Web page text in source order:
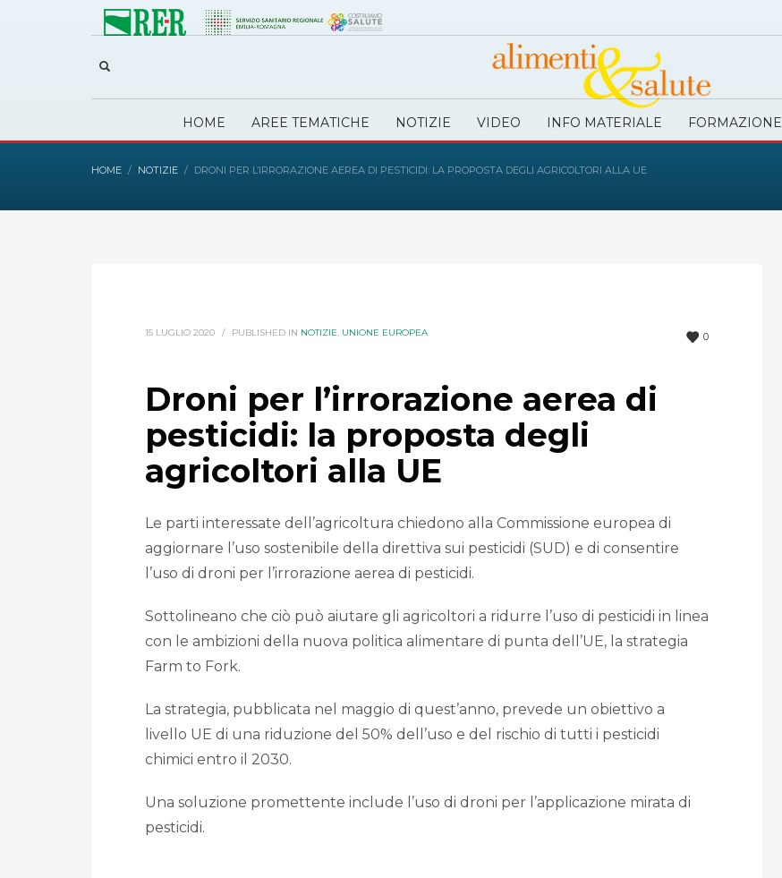
HOME AREE TEMATICHE NOTIZIE VIDEO INFO MATERIALE FORMAZIONE
HOME NOTIZIE DRONI PER L’IRRORAZIONE AEREA DI PESTICIDI: LA PROPOSTA DEGLI AGRICOLTORI ALLA UE
0
15 LUGLIO 2020 / PUBLISHED IN NOTIZIE, UNIONE EUROPEA
Droni per l’irrorazione aerea di
pesticidi: la proposta degli
agricoltori alla UE
Le parti interessate dell’agricoltura chiedono alla Commissione europea di
aggiornare l’uso sostenibile della direttiva sui pesticidi (SUD) e di consentire
l’uso di droni per l’irrorazione aerea di pesticidi.
Sottolineano che ciò può aiutare gli agricoltori a ridurre l’uso di pesticidi in linea
con le ambizioni della nuova politica alimentare di punta dell’UE, la strategia
Farm to Fork.
La strategia, pubblicata nel maggio di quest’anno, prevede un obiettivo a
livello UE di una riduzione del 50% dell’uso e del rischio di tutti i pesticidi
chimici entro il 2030.
Una soluzione promettente include l’uso di droni per l’applicazione mirata di
pesticidi.